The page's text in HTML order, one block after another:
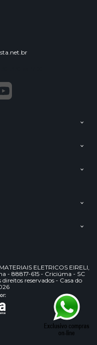
ELETRICOS EIRELI,
- 88817-615 - Criciúma - SC
reservados - Casa do